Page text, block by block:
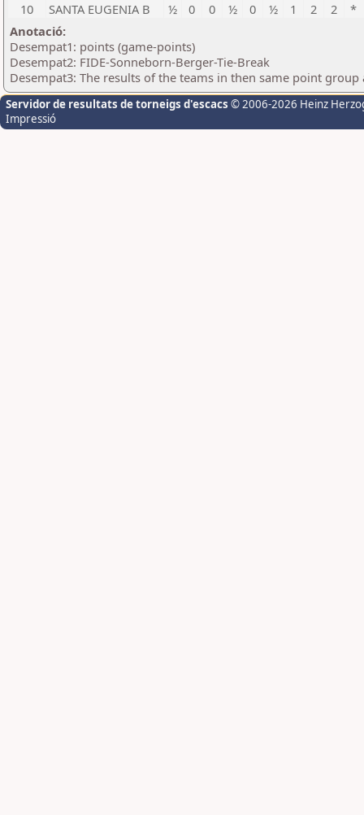
10
SANTA EUGENIA B ½ 0 0 ½ 0 ½ 1 2 2
*
Anotació:
Desempat1: points (game-points)
Desempat2: FIDE-Sonneborn-Berger-Tie-Break
Desempat3: The results of the teams in then same point
Servidor de resultats de torneigs d'escacs © 2006-2026 Heinz
Impressió